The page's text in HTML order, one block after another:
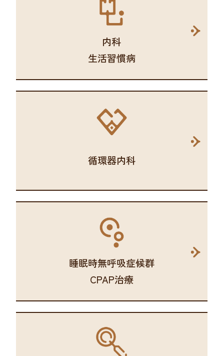
内科
生活習慣病
循環器内科
睡眠時無呼吸症候群
CPAP治療